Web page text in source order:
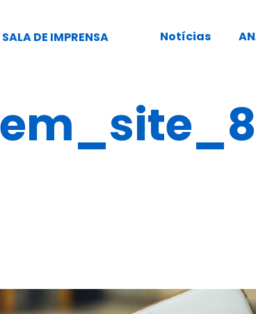
SALA DE IMPRENSA Notícias